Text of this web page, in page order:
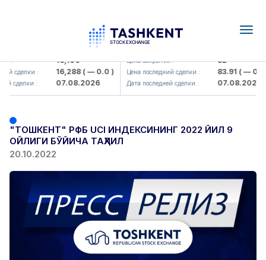
: 16,100
сделки : 16,288( — 0.0 )
сделки : 07.08.2026
KFSK (<Kafolat sug'urta
Цена закрытия : 82
Цена последний сделки : 83.91( — 0.0
Дата последней сделки : 07.08.2026
"ТОШКЕНТ" РФБ UCI ИНДЕКСИНИНГ 2022 ЙИЛ 9
ОЙЛИГИ БЎЙИЧА ТАҲЛИЛ
20.10.2022